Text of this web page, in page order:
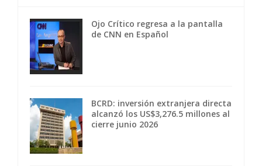
Ojo Crítico regresa a la pantalla
de CNN en Español
BCRD: inversión extranjera directa
alcanzó los US$3,276.5 millones al
cierre junio 2026